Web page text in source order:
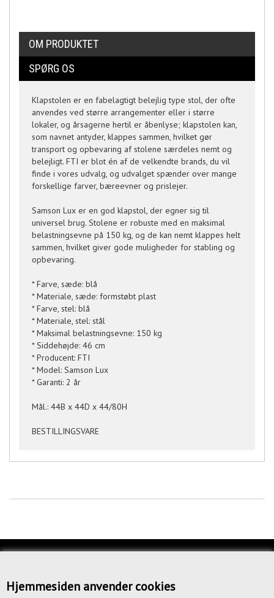
Hjemmesiden anvender cookies
OM PRODUKTET
SPØRG OS
Klapstolen er en fabelagtigt belejlig type stol, der ofte
anvendes ved større arrangementer eller i større
lokaler, og årsagerne hertil er åbenlyse; klapstolen kan,
som navnet antyder, klappes sammen, hvilket gør
transport og opbevaring af stolene særdeles nemt og
belejligt. FTI er blot én af de velkendte brands, du vil
finde i vores udvalg, og udvalget spænder over mange
forskellige farver, bæreevner og prislejer.
Samson Lux er en god klapstol, der egner sig til
universel brug. Stolene er robuste med en maksimal
belastningsevne på 150 kg, og de kan nemt klappes helt
sammen, hvilket giver gode muligheder for stabling og
opbevaring.
* Farve, sæde: blå
* Materiale, sæde: formstøbt plast
* Farve, stel: blå
* Materiale, stel: stål
* Maksimal belastningsevne: 150 kg
* Siddehøjde: 46 cm
* Producent: FTI
* Model: Samson Lux
* Garanti: 2 år
Mål.: 44B x 44D x 44/80H
BESTILLINGSVARE
KUNDESERVICE
OM OS